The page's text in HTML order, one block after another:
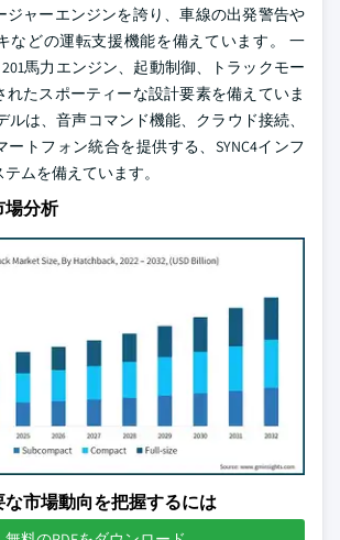
ジャーエンジンを誇り、車線の出発警告や
などの運転支援機能を備えています。 一
馬力エンジン、起動制御、トラックモー
れたスポーティーな設計要素を備えていま
ルは、音声コマンド機能、クラウド接続、
ートフォン統合を提供する、SYNC4インフ
ムを備えています。
場分析
な市場動向を把握するには